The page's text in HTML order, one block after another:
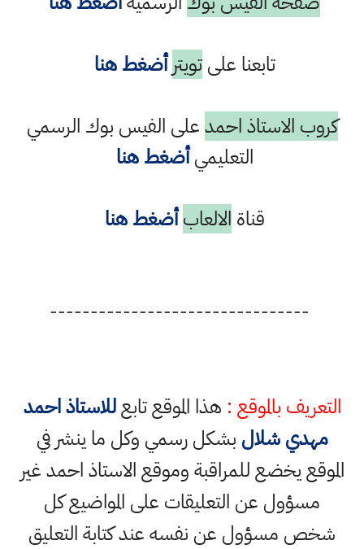
تابعنا علىتويتر أضغط هنا
كروب الاستاذ احمدعلى الفيس بوك الرسمي
التعليميأضغط هنا
قناة الالعاب أضغط هنا
--------------------------------
التعريف بالموقع : هذا الموقع تابعللاستاذ احمد
مهدي شلال بشكل رسمي وكل ما ينشر في
الموقع يخضع للمراقبة وموقع الاستاذ احمد غير
مسؤول عن التعليقات على المواضيع كل
شخص مسؤول عن نفسه عند كتابة التعليق